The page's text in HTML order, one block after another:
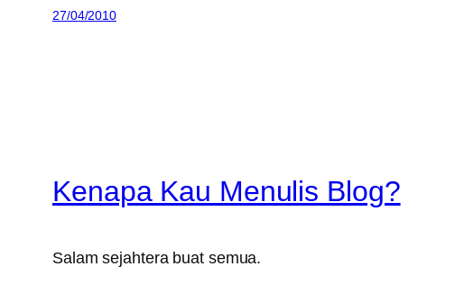
27/04/2010
Kenapa Kau Menulis Blog?
Salam sejahtera buat semua.